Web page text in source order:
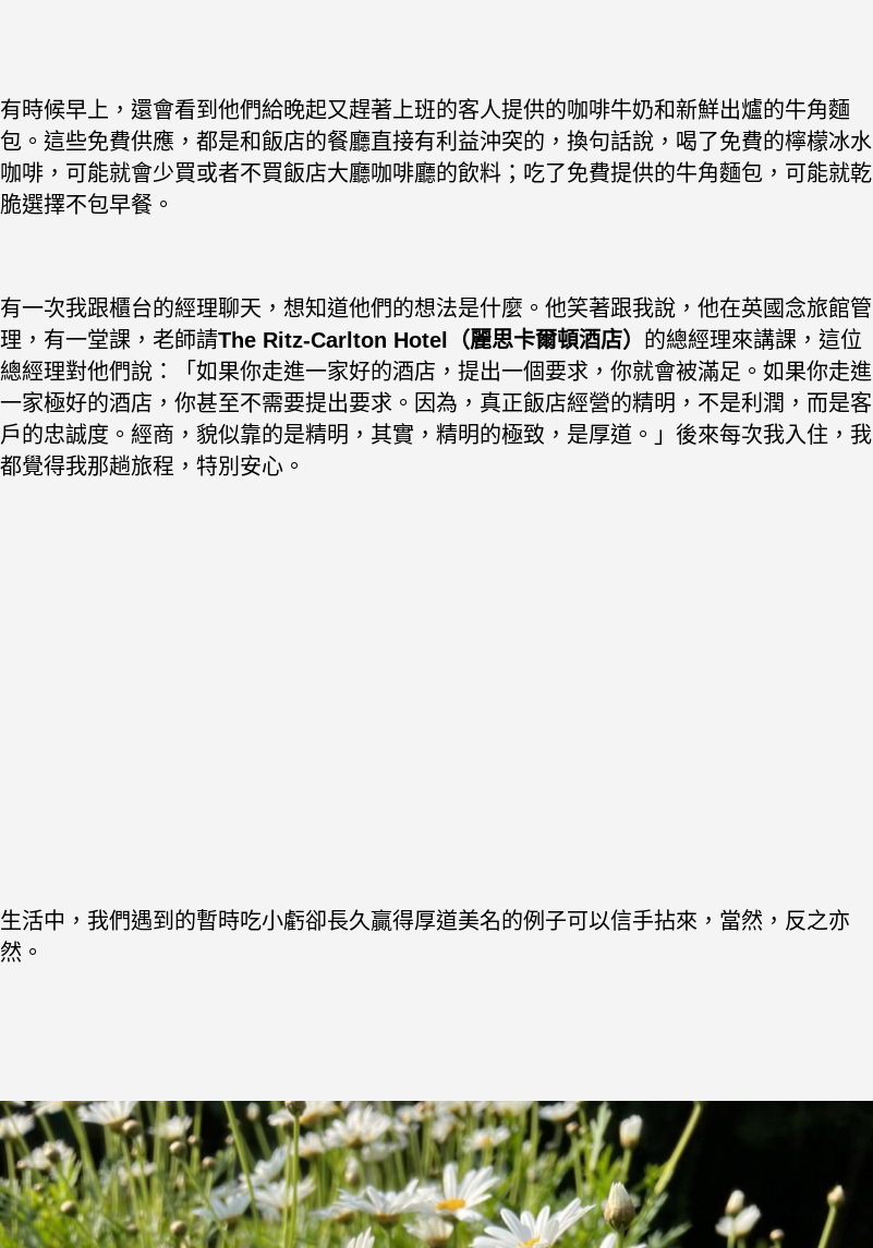
有時候早上，還會看到他們給晚起又趕著上班的客人提供的咖啡牛奶和新鮮出爐的牛角麵
包。 這些免費供應，都是和飯店的餐廳直接有利益沖突的，換句話說，喝了免費的檸檬冰水
咖啡，可能就會少買或者不買飯店大廳咖啡廳的飲料；吃了免費提供的牛角麵包，可能就乾
脆選擇不包早餐。
有一次我跟櫃台的經理聊天，想知道他們的想法是什麼。他笑著跟我說，他在英國念旅館管
理，有一堂課，老師請The Ritz-Carlton Hotel（麗思卡爾頓酒店） 的總經理來講課，這位
總經理對他們說：「如果你走進一家好的酒店，提出一個要求，你就會被滿足。如果你走進
一家極好的酒店，你甚至不需要提出要求。因為，真正飯店經營的精明，不是利潤，而是客
戶的忠誠度。 經商，貌似靠的是精明，其實，精明的極致，是厚道。」 後來每次我入住，我
都覺得我那趟旅程，特別安心。
生活中，我們遇到的暫時吃小虧卻長久贏得厚道美名的例子可以信手拈來，當然，反之亦
然。